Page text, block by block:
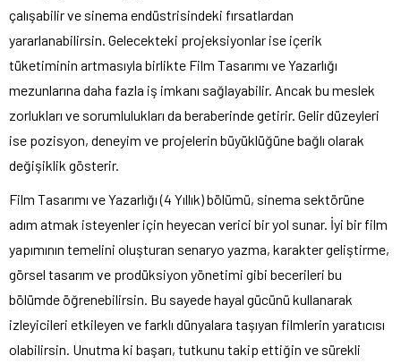
çalışabilir ve sinema endüstrisindeki fırsatlardan
yararlanabilirsin. Gelecekteki projeksiyonlar ise içerik
tüketiminin artmasıyla birlikte Film Tasarımı ve Yazarlığı
mezunlarına daha fazla iş imkanı sağlayabilir. Ancak bu meslek
zorlukları ve sorumlulukları da beraberinde getirir. Gelir düzeyleri
ise pozisyon, deneyim ve projelerin büyüklüğüne bağlı olarak
değişiklik gösterir.
Film Tasarımı ve Yazarlığı (4 Yıllık) bölümü, sinema sektörüne
adım atmak isteyenler için heyecan verici bir yol sunar. İyi bir film
yapımının temelini oluşturan senaryo yazma, karakter geliştirme,
görsel tasarım ve prodüksiyon yönetimi gibi becerileri bu
bölümde öğrenebilirsin. Bu sayede hayal gücünü kullanarak
izleyicileri etkileyen ve farklı dünyalara taşıyan filmlerin yaratıcısı
olabilirsin. Unutma ki başarı, tutkunu takip ettiğin ve sürekli